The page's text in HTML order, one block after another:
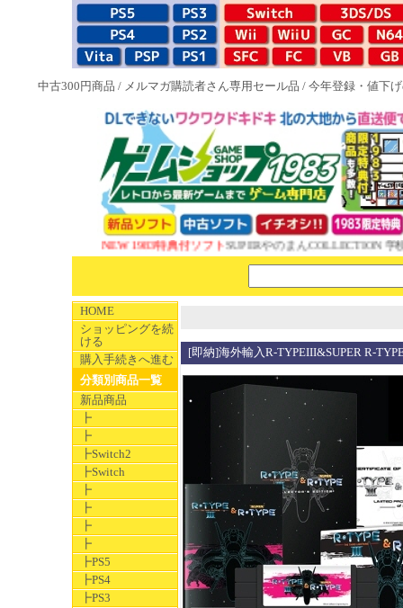
中古300円商品 / メルマガ購読者さん専用セール品 / 今年登録・値下
NEW 1983特典付ソフトSUPERやのまんCOLLECTION 学校で
HOME
ショッピングを続
ける
購入手続きへ進む
分類別商品一覧
新品商品
┣
┣
┣Switch2
┣Switch
┣
┣
┣
┣
┣PS5
┣PS4
┣PS3
[即納]海外輸入R-TYPEIII&SUPER R-